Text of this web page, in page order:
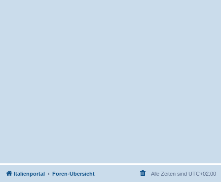
Italienportal Foren-Übersicht Alle Zeiten sind UTC+02:00